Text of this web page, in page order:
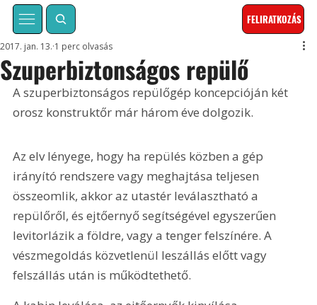
FELIRATKOZÁS
Szuperbiztonságos repülő
2017. jan. 13. 1 perc olvasás
A szuperbiztonságos repülőgép koncepcióján két
orosz konstruktőr már három éve dolgozik.
Az elv lényege, hogy ha repülés közben a gép
irányító rendszere vagy meghajtása teljesen
összeomlik, akkor az utastér leválasztható a
repülőről, és ejtőernyő segítségével egyszerűen
levitorlázik a földre, vagy a tenger felszínére. A
vészmegoldás közvetlenül leszállás előtt vagy
felszállás után is működtethető.